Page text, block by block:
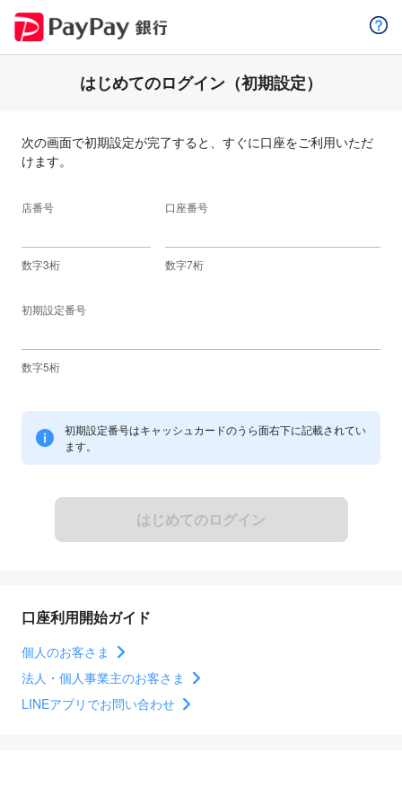
はじめてのログイン（初期設定）
次の画面で初期設定が完了すると、すぐに口座をご利用いただ
けます。
店番号
数字3桁
口座番号
数字7桁
初期設定番号
数字5桁
初期設定番号はキャッシュカードのうら面右下に記載されてい
ます。
はじめてのログイン
口座利用開始ガイド
個人のお客さま
法人・個人事業主のお客さま
LINEアプリでお問い合わせ